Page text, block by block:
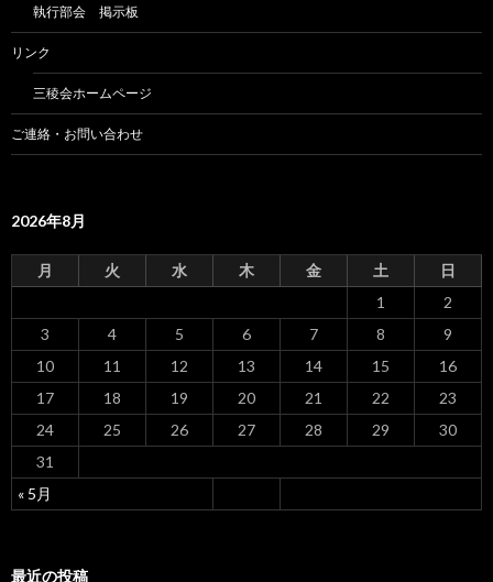
執行部会 掲示板
リンク
三稜会ホームページ
ご連絡・お問い合わせ
2026年8月
月 火 水 木 金 土 日
« 5月
1
2
3
4 5 6 7 8
9
10
11 12 13 14 15
16
17
18 19 20 21 22
23
24
25 26 27 28 29
30
31
最近の投稿